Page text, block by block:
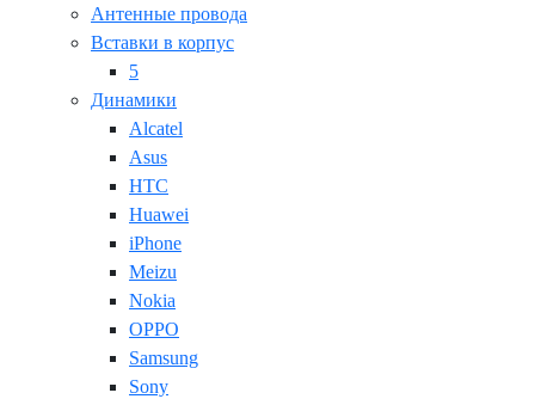
Антенные провода
Вставки в корпус
5
Динамики
Alcatel
Asus
HTC
Huawei
iPhone
Meizu
Nokia
OPPO
Samsung
Sony